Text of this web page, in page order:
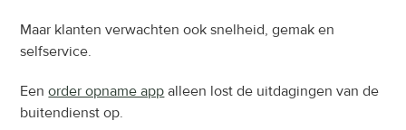
Maar klanten verwachten ook snelheid, gemak en
selfservice.
Een order opname app alleen lost de uitdagingen van de
buitendienst op.